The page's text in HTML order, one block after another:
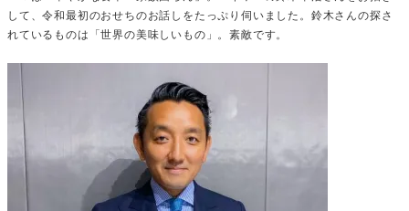
して、令和最初のおせちのお話しをたっぷり伺いました。鈴木さんの探さ
れているものは「世界の美味しいもの」。素敵です。